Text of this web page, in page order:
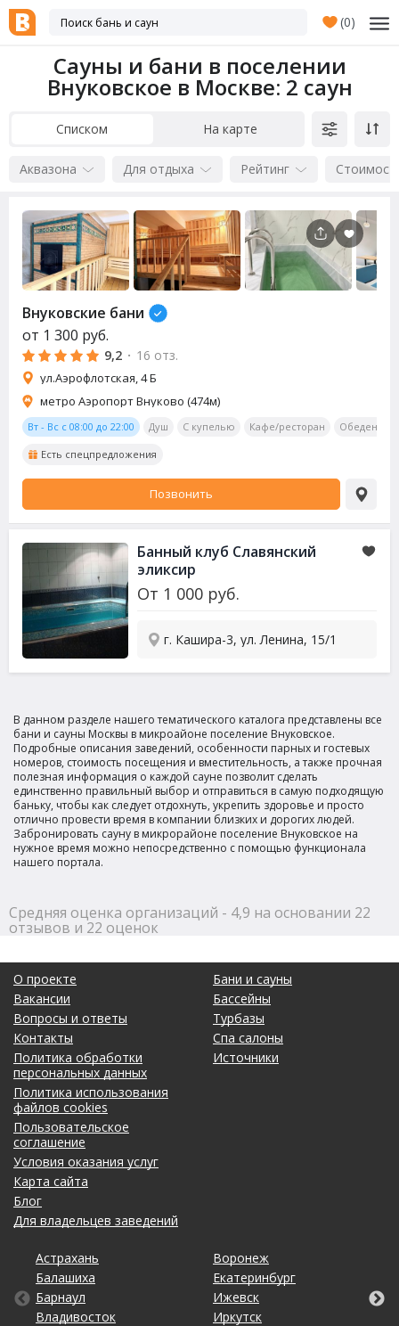
(0)
Сауны и бани в поселении
Внуковское в Москве: 2 саун
Списком На карте
Аквазона Для отдыха Рейтинг
Внуковские бани
от 1 300 руб.
9,2 · 16 отз.
ул.Аэрофлотская, 4 Б
метро Аэропорт Внуково (474м)
Вт - Вс с 08:00 до 22:00 Душ С купелью Кафе/ресторан Обеденная
Есть спецпредложения
Позвонить
Банный клуб Славянский
эликсир
От 1 000 руб.
г. Кашира-3, ул. Ленина, 15/1
В данном разделе нашего тематического каталога представлены все
бани и сауны Москвы в микроайоне поселение Внуковское.
Подробные описания заведений, особенности парных и гостевых
номеров, стоимость посещения и вместительность, а также прочная
полезная информация о каждой сауне позволит сделать
единственно правильный выбор и отправиться в самую подходящую
баньку, чтобы как следует отдохнуть, укрепить здоровье и просто
отлично провести время в компании близких и дорогих людей.
Забронировать сауну в микрорайоне поселение Внуковское на
нужное время можно непосредственно с помощью функционала
нашего портала.
Средняя оценка организаций - 4,9 на основании 22
отзывов и 22 оценок
О проекте
Вакансии
Вопросы и ответы
Контакты
Политика обработки
персональных данных
Политика использования
файлов cookies
Пользовательское
соглашение
Условия оказания услуг
Карта сайта
Блог
Для владельцев заведений
Бани и сауны
Бассейны
Турбазы
Спа салоны
Источники
Астрахань
Балашиха
Барнаул
Владивосток
Воронеж
Екатеринбург
Ижевск
Иркутск
Калининград
Кемерово
Киров
Краснодар
Липецк
Махачкала
Набережные Челны
Нижний Новгород
Омск
Оренбург
Пенза
Пермь
Рязань
Самара
Санкт-Петербург
Саратов
Тольятти
Томск
Тула
Тюмень
Уфа
Хабаровск
Чебоксары
Челябинск